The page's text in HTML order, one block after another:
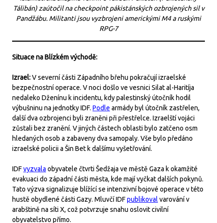
Tálibán) zaútočil na checkpoint pákistánských ozbrojených sil v
Pandžábu. Militanti jsou vyzbrojeni americkými M4 a ruskými
RPG-7
Situace na Blízkém východě:
Izrael:V severní části Západního břehu pokračují izraelské
bezpečnostní operace. V noci došlo ve vesnici Silat al-Haritíja
nedaleko Dženínu k incidentu, kdy palestinský útočník hodil
výbušninu na jednotky IDF. Podle armády byl útočník zastřelen,
další dva ozbrojenci byli zraněni při přestřelce. Izraelští vojáci
zůstali bez zranění. V jiných částech oblasti bylo zatčeno osm
hledaných osob a zabaveny dva samopaly. Vše bylo předáno
izraelské policii a Šin Bet k dalšímu vyšetřování.
IDFvyzvala obyvatele čtvrti Šedžaja ve městě Gaza k okamžité
evakuaci do západní části města, kde mají vyčkat dalších pokynů.
Tato výzva signalizuje blížící se intenzivní bojové operace v této
hustě obydlené části Gazy. Mluvčí IDFpublikoval varování v
arabštině na síti X, což potvrzuje snahu oslovit civilní
obyvatelstvo přímo.